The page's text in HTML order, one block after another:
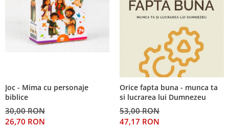
Joc - Mima cu personaje
biblice
30,00 RON
26,70 RON
Orice fapta buna - munca ta
si lucrarea lui Dumnezeu
53,00 RON
47,17 RON